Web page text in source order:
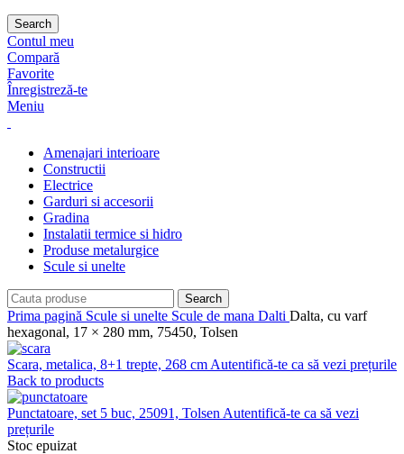
Search
Contul meu
Compară
Favorite
Înregistreză-te
Meniu
Amenajari interioare
Constructii
Electrice
Garduri si accesorii
Gradina
Instalatii termice si hidro
Produse metalurgice
Scule si unelte
Search
Prima pagină Scule si unelte Scule de mana Dalti Dalta, cu varf
hexagonal, 17 × 280 mm, 75450, Tolsen
Scara, metalica, 8+1 trepte, 268 cm Autentifică-te ca să vezi prețurile
Back to products
Punctatoare, set 5 buc, 25091, Tolsen Autentifică-te ca să vezi
prețurile
Stoc epuizat